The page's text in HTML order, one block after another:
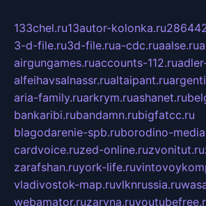
133chel.ru13autor-kolonka.ru
3-d-file.ru3d-file.rua-cdc.ruaalse.ru
airgungames.ruaccounts-112.ru
alfeihavsalnassr.rualtaipant.ru
aria-family.ruarkrym.ruashanet.ru
bankaribi.rubandamn.rubigfatcc.ru
blagodarenie-spb.ruborodino-
cardvoice.ruzed-online.ruzvonitut.ru
zarafshan.ruyork-life.ru
vladivostok-map.ruvlknrussia.ru
webamator.ruzaryna.ru